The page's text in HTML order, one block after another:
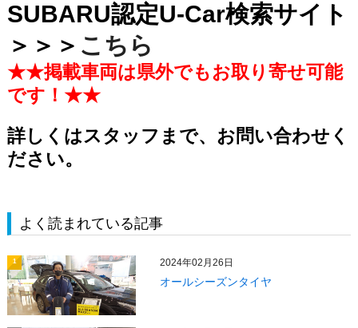
SUBARU認定U-Car検索サイト
＞＞＞ こちら
★★掲載車両は県外でもお取り寄せ可能
です！★★
詳しくはスタッフまで、お問い合わせく
ださい。
よく読まれている記事
1 2024年02月26日
オールシーズンタイヤ